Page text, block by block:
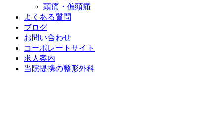
頭痛・偏頭痛
よくある質問
ブログ
お問い合わせ
コーポレートサイト
求人案内
当院提携の整形外科